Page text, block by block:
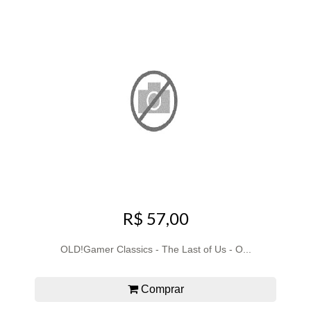
R$ 57,00
OLD!Gamer Classics - The Last of Us - O...
Comprar